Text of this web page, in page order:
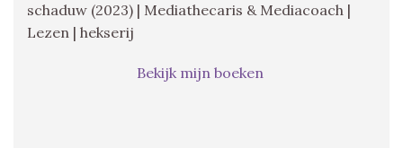
schaduw (2023) | Mediathecaris & Mediacoach |
Lezen | hekserij
Bekijk mijn boeken